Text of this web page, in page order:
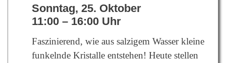
Sonntag, 25. Oktober
11:00 – 16:00 Uhr
Faszinierend, wie aus salzigem Wasser kleine
funkelnde Kristalle entstehen! Heute stellen